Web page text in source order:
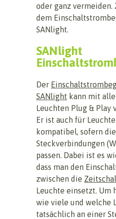
oder ganz
dem
SANlight.
SANlight
Der
SANlight kann mit
Leuchten Plug & Play
Er ist auch für
kompatibel, sofern die
Steckverbindungen
passen. Dabei ist es
dass man den
zwischen die
Leuchte einsetzt. Um
wie viele und welche
tatsächlich an einer